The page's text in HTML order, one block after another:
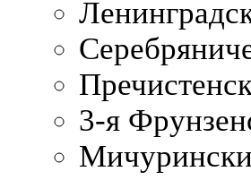
3-я